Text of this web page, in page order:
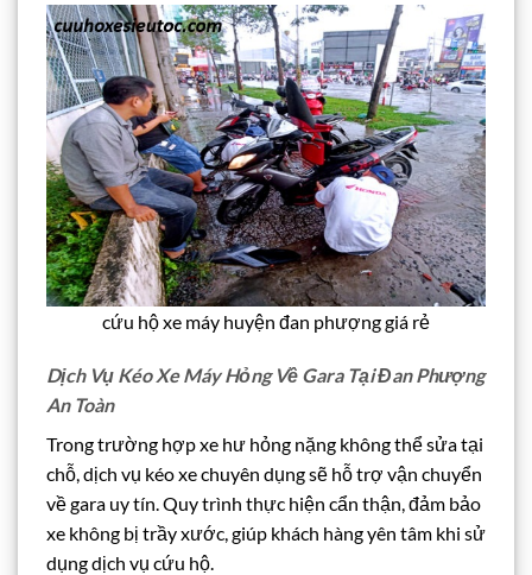
cứu hộ xe máy huyện đan phượng giá rẻ
Dịch Vụ Kéo Xe Máy Hỏng Về Gara Tại Đan Phượng
An Toàn
Trong trường hợp xe hư hỏng nặng không thể sửa tại
chỗ, dịch vụ kéo xe chuyên dụng sẽ hỗ trợ vận chuyển
về gara uy tín. Quy trình thực hiện cẩn thận, đảm bảo
xe không bị trầy xước, giúp khách hàng yên tâm khi sử
dụng dịch vụ cứu hộ.